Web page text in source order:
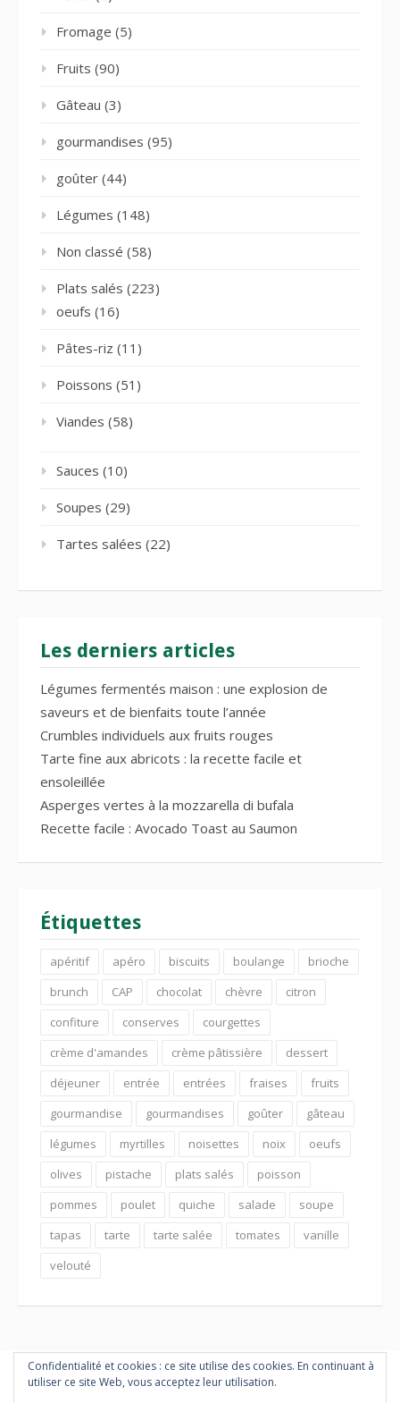
Fromage (5)
Fruits (90)
Gâteau (3)
gourmandises (95)
goûter (44)
Légumes (148)
Non classé (58)
Plats salés (223)
oeufs (16)
Pâtes-riz (11)
Poissons (51)
Viandes (58)
Sauces (10)
Soupes (29)
Tartes salées (22)
Les derniers articles
Légumes fermentés maison : une explosion de
saveurs et de bienfaits toute l’année
Crumbles individuels aux fruits rouges
Tarte fine aux abricots : la recette facile et
ensoleillée
Asperges vertes à la mozzarella di bufala
Recette facile : Avocado Toast au Saumon
Étiquettes
apéritif apéro biscuits boulange
brioche
brunch
CAP chocolat chèvre
citron
confiture
conserves
courgettes
crème d'amandes
crème pâtissière
dessert
déjeuner
entrée entrées fraises
fruits
gourmandise
gourmandises goûter
gâteau
légumes
myrtilles noisettes noix
oeufs
olives
pistache plats salés
poisson
pommes
poulet quiche salade
soupe
tapas
tarte tarte salée tomates
vanille
velouté
Confidentialité et cookies : ce site utilise des cookies. En continuant à
utiliser ce site Web, vous acceptez leur utilisation.